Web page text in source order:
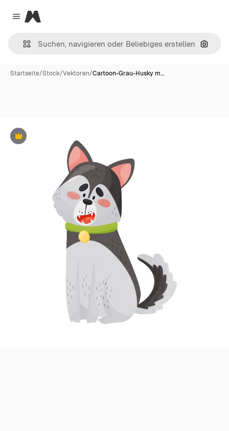
Close menu
Magnific
Nach
Startseite/Stock/Vektoren/Cartoon-Grau-Husky m…
Premium